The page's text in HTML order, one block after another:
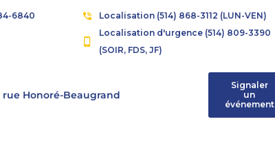
6840
Localisation (514) 868-3112 (LUN-VEN)
Localisation d'urgence (514) 809-3390
(SOIR, FDS, JF)
rue Honoré-Beaugrand
Signaler
un
événement